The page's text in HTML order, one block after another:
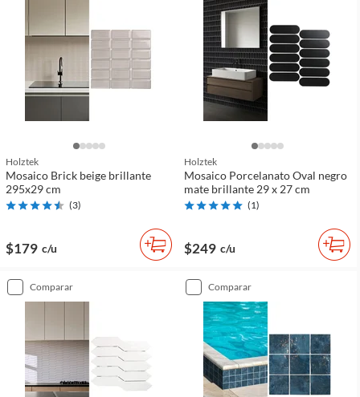
Holztek
Mosaico Brick beige brillante
295x29 cm
(3)
$179 c/u
Holztek
Mosaico Porcelanato Oval negro
mate brillante 29 x 27 cm
(1)
$249 c/u
comparar comparar